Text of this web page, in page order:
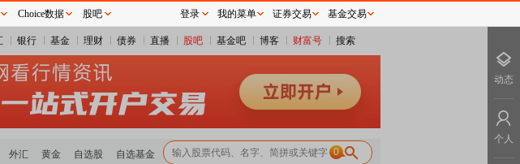
银行 基金 理财 债券 直播 股吧 基金吧 博客 财富号 搜索
外汇 黄金 自选股 自选基金 0
Choice数据 股吧 登录 我的菜单 证券交易 基金交易
动态
个人